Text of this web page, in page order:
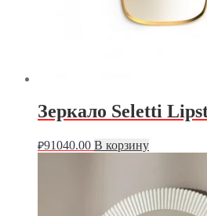
Зеркало Seletti
₽91040.00 В корзину